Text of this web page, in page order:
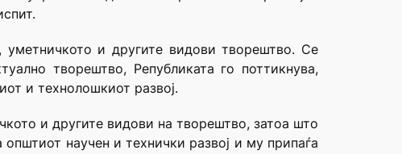
уметничкото и другите видови творештво. Се
творештво, Републиката го поттикнува,
и технолошкиот развој.
и другите видови на творештво, затоа што
научен и технички развој и му припаѓа